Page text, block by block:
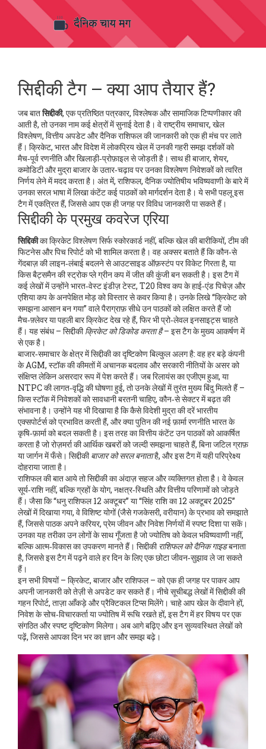
सिद्दीकी टैग – क्या आप तैयार हैं?
जब बातसिद्दीकी, एक प्रतिष्ठित पत्रकार, विश्लेषक और सामाजिक टिप्पणीकारकी
आती है, तो उनका नाम कई क्षेत्रों में सुनाई देता है। वे राष्ट्रीय समाचार, खेल
विश्लेषण, वित्तीय अपडेट और दैनिक राशिफल की जानकारी को एक ही मंच पर लाते
हैं। क्रिकेट, भारत और विदेश में लोकप्रिय खेलमें उनकी गहरी समझ दर्शकों को
मैच‑पूर्व रणनीति और खिलाड़ी‑प्रोफ़ाइल से जोड़ती है। साथ हीबाजार, शेयर,
कमोडिटी और मुद्रा बाजारके उतार‑चढ़ाव पर उनका विश्लेषण निवेशकों को त्वरित
निर्णय लेने में मदद करता है। अंत में, राशिफल, दैनिक ज्योतिषीय भविष्यवाणीके बारे में
उनका सरल भाषा में लिखा कंटेंट कई पाठकों को मार्गदर्शन देता है। ये सभी पहलू इस
टैग में एकत्रित हैं, जिससे आप एक ही जगह पर विविध जानकारी पा सकते हैं।
सिद्दीकी के प्रमुख कवरेज एरिया
सिद्दिकीका क्रिकेट विश्लेषण सिर्फ स्कोरकार्ड नहीं, बल्कि खेल की बारीकियों, टीम की
फिटनेस और पिच रिपोर्ट को भी शामिल करता है। वह अक्सर बताते हैं कि कौन‑से
गेंदबाज़ की लाइन‑लंबाई बदलने से आउटसाइड ऑफ़स्टंप पर विकेट गिरता है, या
किस बैट्समैन की स्ट्रोक प्ले ग्रीन कप में जीत की कुंजी बन सकती है। इस टैग में
कई लेखों में उन्होंने भारत‑वेस्ट इंडीज़ टेस्ट, T20 विश्व कप के हाई‑एंड पिचेज़ और
एशिया कप के अनपेक्षित मोड़ को विस्तार से कवर किया है। उनके लिखे “क्रिकेट को
समझना आसान बन गया” वाले पैराग्राफ़ सीधे उन पाठकों को लक्षित करते हैं जो
मैच‑फ़्लेवर या पहली बार क्रिकेट देख रहे हैं, फिर भी प्रो‑लेवल इनसाइट्स चाहते
हैं। यह संबंध – सिद्दीकीक्रिकेट को डिकोड करता है– इस टैग के मुख्य आकर्षण में
से एक है।
बाजार‑समाचार के क्षेत्र में सिद्दीकी का दृष्टिकोण बिल्कुल अलग है: वह हर बड़े कंपनी
के AGM, स्टॉक की कीमतों में अचानक बदलाव और सरकारी नीतियों के असर को
संक्षिप्त लेकिन असरदार रूप में पेश करते हैं। जब रिलायंस का एजीएम हुआ, या
NTPC की लागत‑वृद्धि की घोषणा हुई, तो उनके लेखों में तुरंत मुख्य बिंदु मिलते हैं –
किस स्टॉक में निवेशकों को सावधानी बरतनी चाहिए, कौन‑से सेक्टर में बढ़त की
संभावना है। उन्होंने यह भी दिखाया है कि कैसे विदेशी मुद्रा की दरें भारतीय
एक्सपोर्टर्स को प्रभावित करती हैं, और क्या पुतिन की नई फ़ार्मा रणनीति भारत के
कृषि‑फ़ार्मा को बदल सकती है। इस तरह का वित्तीय कंटेंट उन पाठकों को आकर्षित
करता है जो रोज़मर्रा की आर्थिक खबरों को जल्दी समझना चाहते हैं, बिना जटिल ग्राफ़
या जार्गन में फँसे। सिद्दीकीबाजार को सरल बनाताहै, और इस टैग में यही परिप्रेक्ष्य
दोहराया जाता है।
राशिफल की बात आये तो सिद्दीकी का अंदाज़ सहज और व्यक्तिगत होता है। वे केवल
सूर्य‑राशि नहीं, बल्कि ग्रहों के योग, नक्षत्र‑स्थिति और वित्तीय परिणामों को जोड़ते
हैं। जैसा कि “धनु राशिफल 12 अक्टूबर” या “सिंह राशि का 12 अक्टूबर 2025”
लेखों में दिखाया गया, वे विशिष्ट योगों (जैसे गजकेसरी, वरीयान) के प्रभाव को समझाते
हैं, जिससे पाठक अपने करियर, प्रेम जीवन और निवेश निर्णयों में स्पष्ट दिशा पा सकें।
उनका यह तरीका उन लोगों के साथ गूँजता है जो ज्योतिष को केवल भविष्यवाणी नहीं,
बल्कि आत्म‑विकास का उपकरण मानते हैं। सिद्दीकी राशिफल को दैनिक गाइडबनाता
है, जिससे इस टैग में पढ़ने वाले हर दिन के लिए एक छोटा जीवन‑सुझाव ले जा सकते
हैं।
इन सभी विषयों – क्रिकेट, बाजार और राशिफल – को एक ही जगह पर पाकर आप
अपनी जानकारी को तेज़ी से अपडेट कर सकते हैं। नीचे सूचीबद्ध लेखों में सिद्दीकी की
गहन रिपोर्ट, ताज़ा आँकड़े और प्रैक्टिकल टिप्स मिलेंगे। चाहे आप खेल के दीवाने हों,
निवेश के सोच‑विचारकर्ता या ज्योतिष में रूचि रखते हों, इस टैग में हर वि‍षय पर एक
संगठित और स्पष्ट दृष्टिकोण मिलेगा। अब आगे बढ़िए और इन सुव्यवस्थित लेखों को
पढ़ें, जिससे आपका दिन भर का ज्ञान और समझ बढ़े।